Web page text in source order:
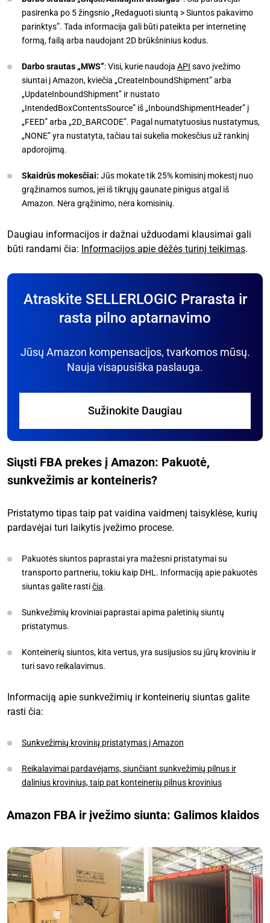
pasirenka po 5 žingsnio „Redaguoti siuntą > Siuntos pakavimo
parinktys”. Tada informacija gali būti pateikta per internetinę
formą, failą arba naudojant 2D brūkšninius kodus.
Darbo srautas „MWS”: Visi, kurie naudoja API savo įvežimo
siuntai į Amazon, kviečia „CreateInboundShipment” arba
„UpdateInboundShipment” ir nustato
„IntendedBoxContentsSource” iš „InboundShipmentHeader” į
„FEED” arba „2D_BARCODE”. Pagal numatytuosius nustatymus,
„NONE” yra nustatyta, tačiau tai sukelia mokesčius už rankinį
apdorojimą.
Skaidrūs mokesčiai: Jūs mokate tik 25% komisinį mokestį nuo
grąžinamos sumos, jei iš tikrųjų gaunate pinigus atgal iš
Amazon. Nėra grąžinimo, nėra komisinių.
Daugiau informacijos ir dažnai užduodami klausimai gali
būti randami čia: Informacijos apie dėžės turinį teikimas.
Atraskite SELLERLOGIC Prarasta ir
rasta pilno aptarnavimo
Jūsų Amazon kompensacijos, tvarkomos mūsų.
Nauja visapusiška paslauga.
Sužinokite Daugiau
Siųsti FBA prekes į Amazon: Pakuotė,
sunkvežimis ar konteineris?
Pristatymo tipas taip pat vaidina vaidmenį taisyklėse, kurių
pardavėjai turi laikytis įvežimo procese.
Pakuotės siuntos paprastai yra mažesni pristatymai su
transporto partneriu, tokiu kaip DHL. Informaciją apie pakuotės
siuntas galite rastičia.
Sunkvežimių kroviniai paprastai apima paletinių siuntų
pristatymus.
Konteinerių siuntos, kita vertus, yra susijusios su jūrų kroviniu ir
turi savo reikalavimus.
Informaciją apie sunkvežimių ir konteinerių siuntas galite
rasti čia:
Sunkvežimių krovinių pristatymas į Amazon
Reikalavimai pardavėjams, siunčiant sunkvežimių pilnus ir
dalinius krovinius, taip pat konteinerių pilnus krovinius
Amazon FBA ir įvežimo siunta: Galimos klaidos